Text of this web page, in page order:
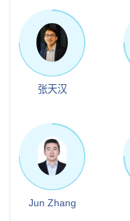
张天汉
Jun Zhang